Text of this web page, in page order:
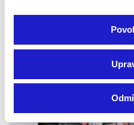
Smart TV - Android,